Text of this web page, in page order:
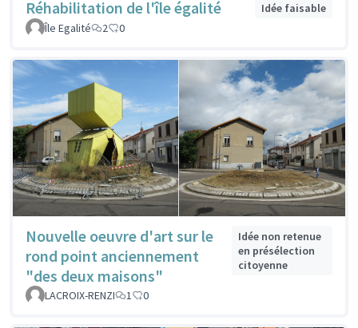
Réhabilitation de l'île égalité
Idée faisable
Île Egalité
2 0
Nouvelle oeuvre d'art sur le
rond point anciennement
"des deux maisons"
Idée non retenue
en présélection
citoyenne
LACROIX-RENZI 1 0